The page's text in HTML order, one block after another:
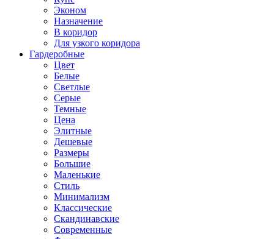
Эконом
Назначение
В коридор
Для узкого коридора
Гардеробные
Цвет
Белые
Светлые
Серые
Темные
Цена
Элитные
Дешевые
Размеры
Большие
Маленькие
Стиль
Минимализм
Классические
Скандинавские
Современные